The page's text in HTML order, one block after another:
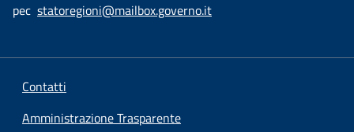
pec statoregioni@mailbox.governo.it
Contatti
Amministrazione Trasparente